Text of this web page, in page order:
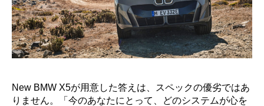
New BMW X5が用意した答えは、スペックの優劣ではあ
りません。「今のあなたにとって、どのシステムが心を